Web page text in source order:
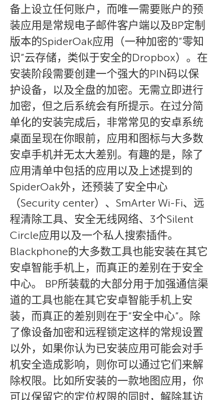
备上设立任何账户，而唯一需要账户的预
装应用是常规电子邮件客户端以及BP定制
版本的SpiderOak应用（一种加密的”零知
识”云存储，类似于安全的Dropbox）。在
安装阶段需要创建一个强大的PIN码以保
护设备，以及全盘的加密。无需立即进行
加密，但之后系统会有所提示。在过分简
单化的安装完成后，非常常见的安卓系统
桌面呈现在你眼前，应用和图标与大多数
安卓手机并无太大差别。有趣的是，除了
应用清单中包括的应用以及上述提到的
SpiderOak外，还预装了安全中心
（Security center）、SmArter Wi-Fi、远
程清除工具、安全无线网络、3个Silent
Circle应用以及一个私人搜索插件。
Blackphone的大多数工具也能安装在其它
安卓智能手机上，而真正的差别在于安全
中心。 BP所装载的大部分用于加强通信渠
道的工具也能在其它安卓智能手机上安
装，而真正的差别则在于”安全中心”。除
了像设备加密和远程锁定这样的常规设置
以外，如果你认为已安装应用可能会对手
机安全造成影响，则你可以通过它们来解
除权限。比如所安装的一款地图应用，你
可以保留它的定位权限的同时，解除其访